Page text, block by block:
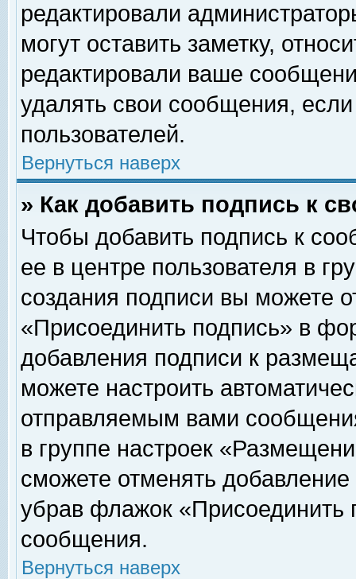
редактировали
могут оставить заметку,
редактировали ваше
удалять свои сообщения,
пользователей.
Вернуться наверх
» Как добавить подпись к
Чтобы добавить подпись к
ее в центре пользователя в
создания подписи вы можете
«Присоединить подпись» в
добавления подписи к
можете настроить
отправляемым вами
в группе настроек
сможете отменять
убрав флажок «Присоединить
сообщения.
Вернуться наверх